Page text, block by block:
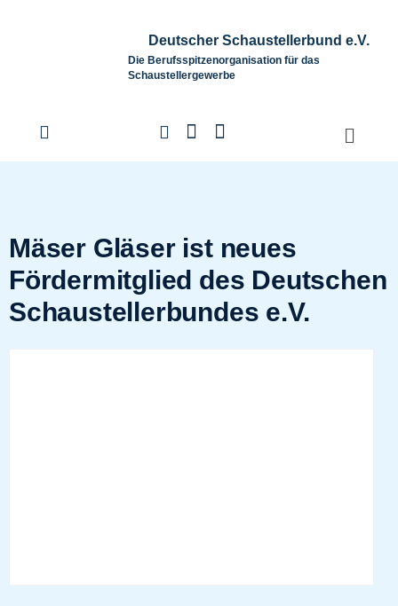
Deutscher Schaustellerbund e.V.
Die Berufsspitzenorganisation für das
Schaustellergewerbe
Mäser Gläser ist neues
Fördermitglied des Deutschen
Schaustellerbundes e.V.